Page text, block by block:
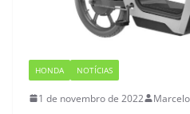
HONDA NOTÍCIAS
1 de novembro de 2022